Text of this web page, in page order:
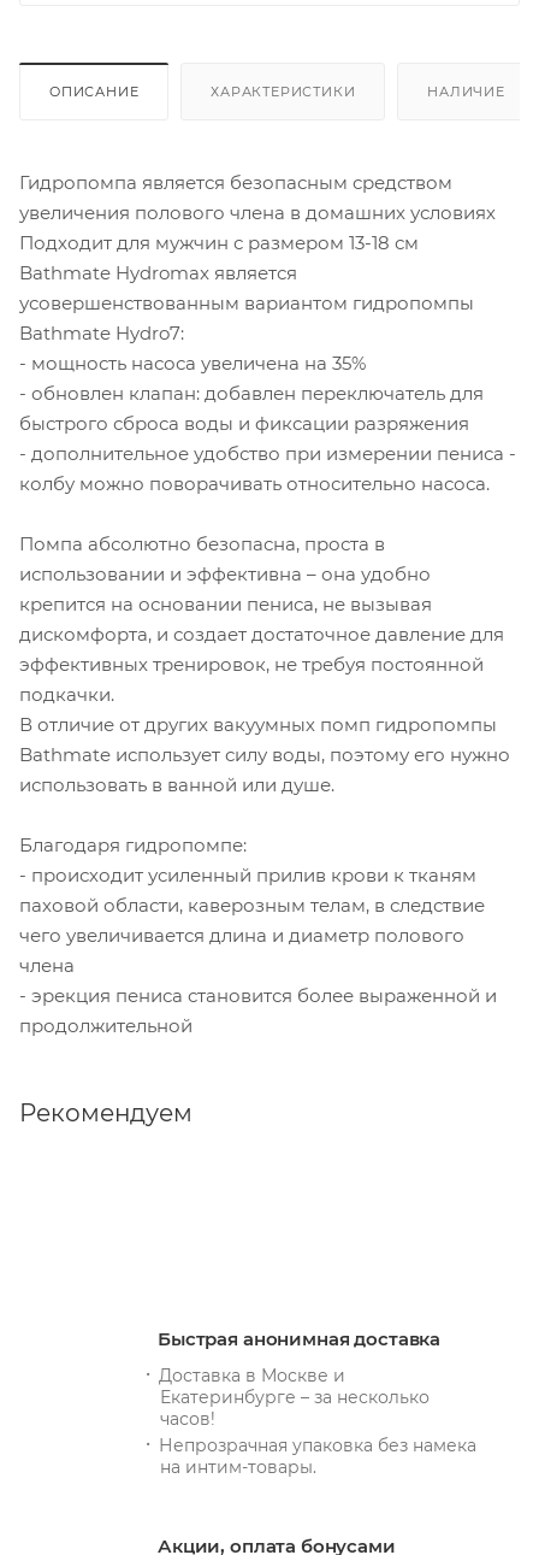
ОПИСАНИЕ ХАРАКТЕРИСТИКИ НАЛИЧИЕ
Гидропомпа является безопасным средством
увеличения полового члена в домашних условиях
Подходит для мужчин с размером 13-18 см
Bathmate Hydromax является
усовершенствованным вариантом гидропомпы
Bathmate Hydro7:
- мощность насоса увеличена на 35%
- обновлен клапан: добавлен переключатель для
быстрого сброса воды и фиксации разряжения
- дополнительное удобство при измерении пениса -
колбу можно поворачивать относительно насоса.
Помпа абсолютно безопасна, проста в
использовании и эффективна – она удобно
крепится на основании пениса, не вызывая
дискомфорта, и создает достаточное давление для
эффективных тренировок, не требуя постоянной
подкачки.
В отличие от других вакуумных помп гидропомпы
Bathmate использует силу воды, поэтому его нужно
использовать в ванной или душе.
Благодаря гидропомпе:
- происходит усиленный прилив крови к тканям
паховой области, каверозным телам, в следствие
чего увеличивается длина и диаметр полового
члена
- эрекция пениса становится более выраженной и
продолжительной
Рекомендуем
Быстрая анонимная доставка
Доставка в Москве и
Екатеринбурге – за несколько
часов!
Непрозрачная упаковка без намека
на интим-товары.
Акции, оплата бонусами